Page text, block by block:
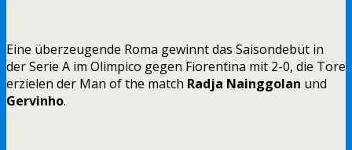
Eine überzeugende Roma gewinnt das Saisondebüt in
der Serie A im Olimpico gegen Fiorentina mit 2-0, die Tore
erzielen der Man of the match Radja Nainggolan und
Gervinho.